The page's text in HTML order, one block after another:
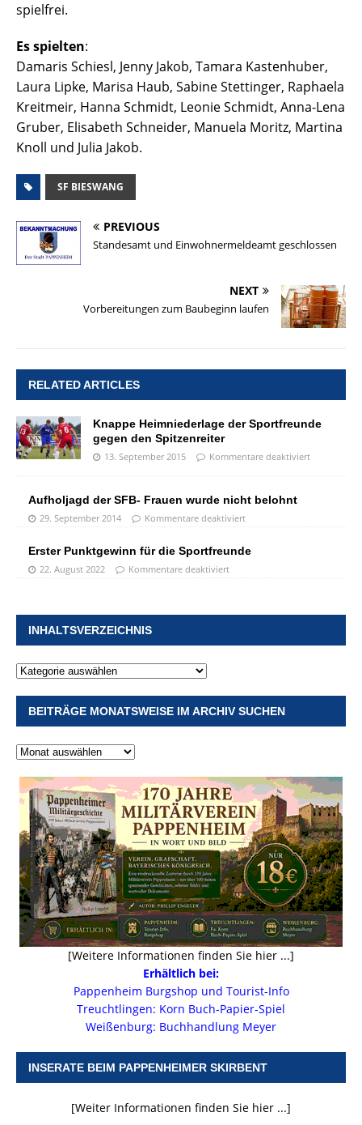
spielfrei.
Es spielten:
Damaris Schiesl, Jenny Jakob, Tamara Kastenhuber,
Laura Lipke, Marisa Haub, Sabine Stettinger, Raphaela
Kreitmeir, Hanna Schmidt, Leonie Schmidt, Anna-Lena
Gruber, Elisabeth Schneider, Manuela Moritz, Martina
Knoll und Julia Jakob.
SF BIESWANG
PREVIOUS
Standesamt und Einwohnermeldeamt geschlossen
NEXT
Vorbereitungen zum Baubeginn laufen
RELATED ARTICLES
Knappe Heimniederlage der Sportfreunde
gegen den Spitzenreiter
13. September 2015 Kommentare deaktiviert
Aufholjagd der SFB- Frauen wurde nicht belohnt
29. September 2014 Kommentare deaktiviert
Erster Punktgewinn für die Sportfreunde
22. August 2022 Kommentare deaktiviert
INHALTSVERZEICHNIS
BEITRÄGE MONATSWEISE IM ARCHIV SUCHEN
[Weitere Informationen finden Sie hier ...]
Erhältlich bei:
Pappenheim Burgshop und Tourist-Info
Treuchtlingen: Korn Buch-Papier-Spiel
Weißenburg: Buchhandlung Meyer
INSERATE BEIM PAPPENHEIMER SKIRBENT
[Weiter Informationen finden Sie hier ...]